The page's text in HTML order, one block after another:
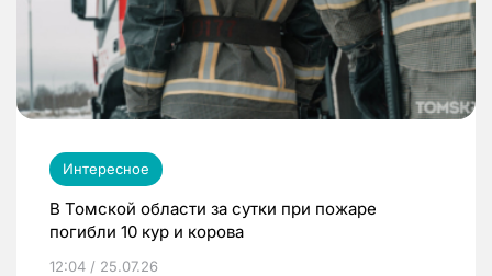
Интересное
В Томской области за сутки при пожаре
погибли 10 кур и корова
12:04 / 25.07.26